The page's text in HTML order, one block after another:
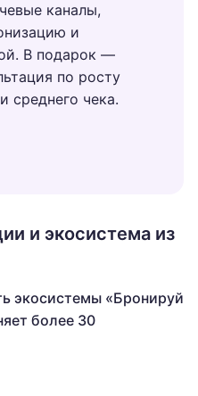
каналы,
и
В подарок —
по росту
среднего чека.
и экосистема из
экосистемы «Бронируй
более 30